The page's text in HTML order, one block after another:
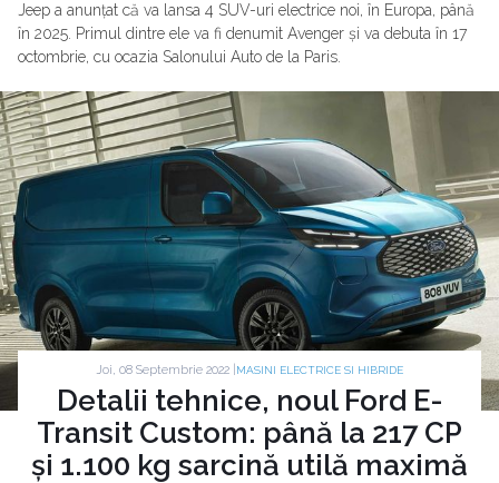
Jeep a anunțat că va lansa 4 SUV-uri electrice noi, în Europa, până
în 2025. Primul dintre ele va fi denumit Avenger și va debuta în 17
octombrie, cu ocazia Salonului Auto de la Paris.
Joi, 08 Septembrie 2022 | MASINI ELECTRICE SI HIBRIDE
Detalii tehnice, noul Ford E-
Transit Custom: până la 217 CP
și 1.100 kg sarcină utilă maximă